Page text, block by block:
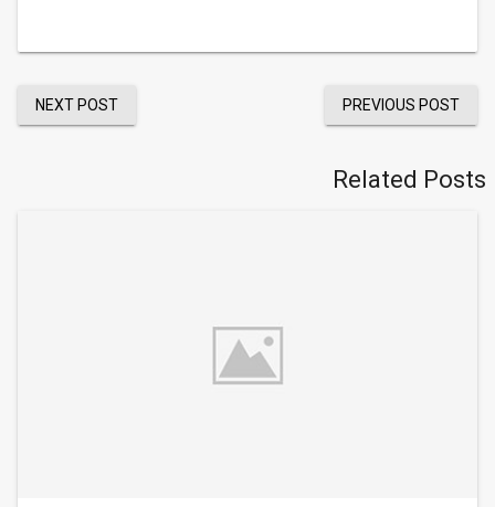
PREVIOUS POST
NEXT POST
Related Posts